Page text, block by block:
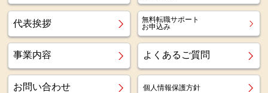
代表挨拶
無料転職サポート
お申込み
事業内容 よくあるご質問
お問い合わせ 個人情報保護方針